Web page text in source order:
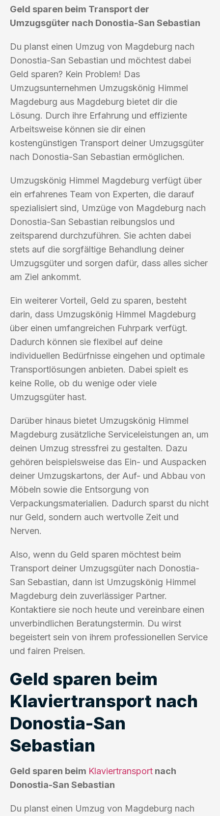
Geld sparen beim Transport der
Umzugsgüter nach Donostia-San Sebastian
Du planst einen Umzug von Magdeburg nach
Donostia-San Sebastian und möchtest dabei
Geld sparen? Kein Problem! Das
Umzugsunternehmen Umzugskönig Himmel
Magdeburg aus Magdeburg bietet dir die
Lösung. Durch ihre Erfahrung und effiziente
Arbeitsweise können sie dir einen
kostengünstigen Transport deiner Umzugsgüter
nach Donostia-San Sebastian ermöglichen.
Umzugskönig Himmel Magdeburg verfügt über
ein erfahrenes Team von Experten, die darauf
spezialisiert sind, Umzüge von Magdeburg nach
Donostia-San Sebastian reibungslos und
zeitsparend durchzuführen. Sie achten dabei
stets auf die sorgfältige Behandlung deiner
Umzugsgüter und sorgen dafür, dass alles sicher
am Ziel ankommt.
Ein weiterer Vorteil, Geld zu sparen, besteht
darin, dass Umzugskönig Himmel Magdeburg
über einen umfangreichen Fuhrpark verfügt.
Dadurch können sie flexibel auf deine
individuellen Bedürfnisse eingehen und optimale
Transportlösungen anbieten. Dabei spielt es
keine Rolle, ob du wenige oder viele
Umzugsgüter hast.
Darüber hinaus bietet Umzugskönig Himmel
Magdeburg zusätzliche Serviceleistungen an, um
deinen Umzug stressfrei zu gestalten. Dazu
gehören beispielsweise das Ein- und Auspacken
deiner Umzugskartons, der Auf- und Abbau von
Möbeln sowie die Entsorgung von
Verpackungsmaterialien. Dadurch sparst du nicht
nur Geld, sondern auch wertvolle Zeit und
Nerven.
Also, wenn du Geld sparen möchtest beim
Transport deiner Umzugsgüter nach Donostia-
San Sebastian, dann ist Umzugskönig Himmel
Magdeburg dein zuverlässiger Partner.
Kontaktiere sie noch heute und vereinbare einen
unverbindlichen Beratungstermin. Du wirst
begeistert sein von ihrem professionellen Service
und fairen Preisen.
Geld sparen beim
Klaviertransport nach
Donostia-San
Sebastian
Geld sparen beim Klaviertransport nach
Donostia-San Sebastian
Du planst einen Umzug von Magdeburg nach